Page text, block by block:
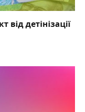
детінізації